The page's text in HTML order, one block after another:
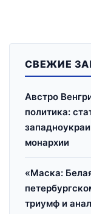
СВЕЖИЕ
Австро
политика:
монархии
«Маска:
триумф и